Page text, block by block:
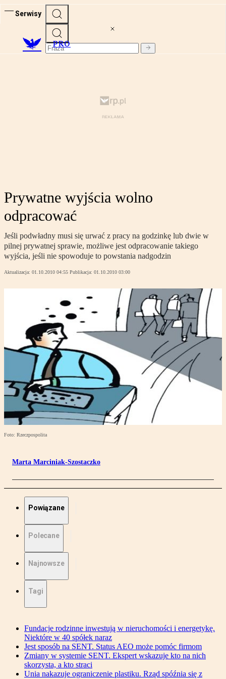
Serwisy
PRO
Prywatne wyjścia wolno
odpracować
Jeśli podwładny musi się urwać z pracy na godzinkę lub dwie w
pilnej prywatnej sprawie, możliwe jest odpracowanie takiego
wyjścia, jeśli nie spowoduje to powstania nadgodzin
Aktualizacja: 01.10.2010 04:55 Publikacja: 01.10.2010 03:00
Foto: Rzeczpospolita
Marta Marciniak-Szostaczko
Powiązane
Polecane
Najnowsze
Tagi
Fundacje rodzinne inwestują w nieruchomości i energetykę.
Niektóre w 40 spółek naraz
Jest sposób na SENT. Status AEO może pomóc firmom
Zmiany w systemie SENT. Ekspert wskazuje kto na nich
skorzysta, a kto straci
Unia nakazuje ograniczenie plastiku. Rząd spóźnia się z